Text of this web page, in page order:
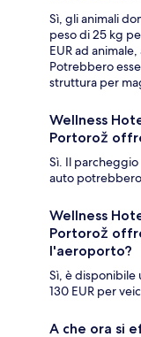
Sì, gli animali
peso di 25 kg
EUR ad
Potrebbero
struttura per
Wellness
Portorož
Sì. Il parcheggio
auto
Wellness
Portorož
l'aeroporto?
Sì, è disponibile
130 EUR per
A che ora si